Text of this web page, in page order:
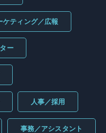
ケティング／広報
ー
人事／採用
事務／アシスタント